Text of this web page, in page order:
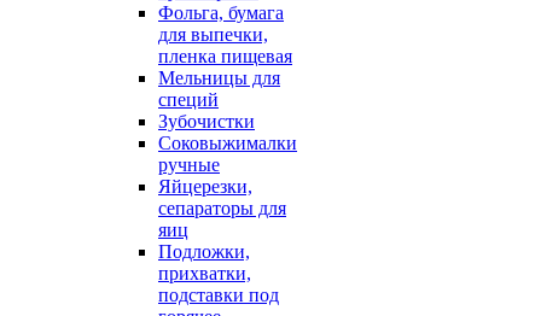
Фольга, бумага
для выпечки,
пленка пищевая
Мельницы для
специй
Зубочистки
Соковыжималки
ручные
Яйцерезки,
сепараторы для
яиц
Подложки,
прихватки,
подставки под